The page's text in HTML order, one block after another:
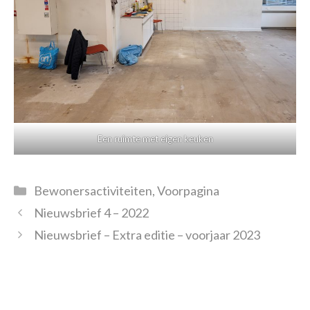
Een ruimte met eigen keuken
Categorieën
Bewonersactiviteiten,Voorpagina
Nieuwsbrief 4 – 2022
Nieuwsbrief – Extra editie – voorjaar 2023